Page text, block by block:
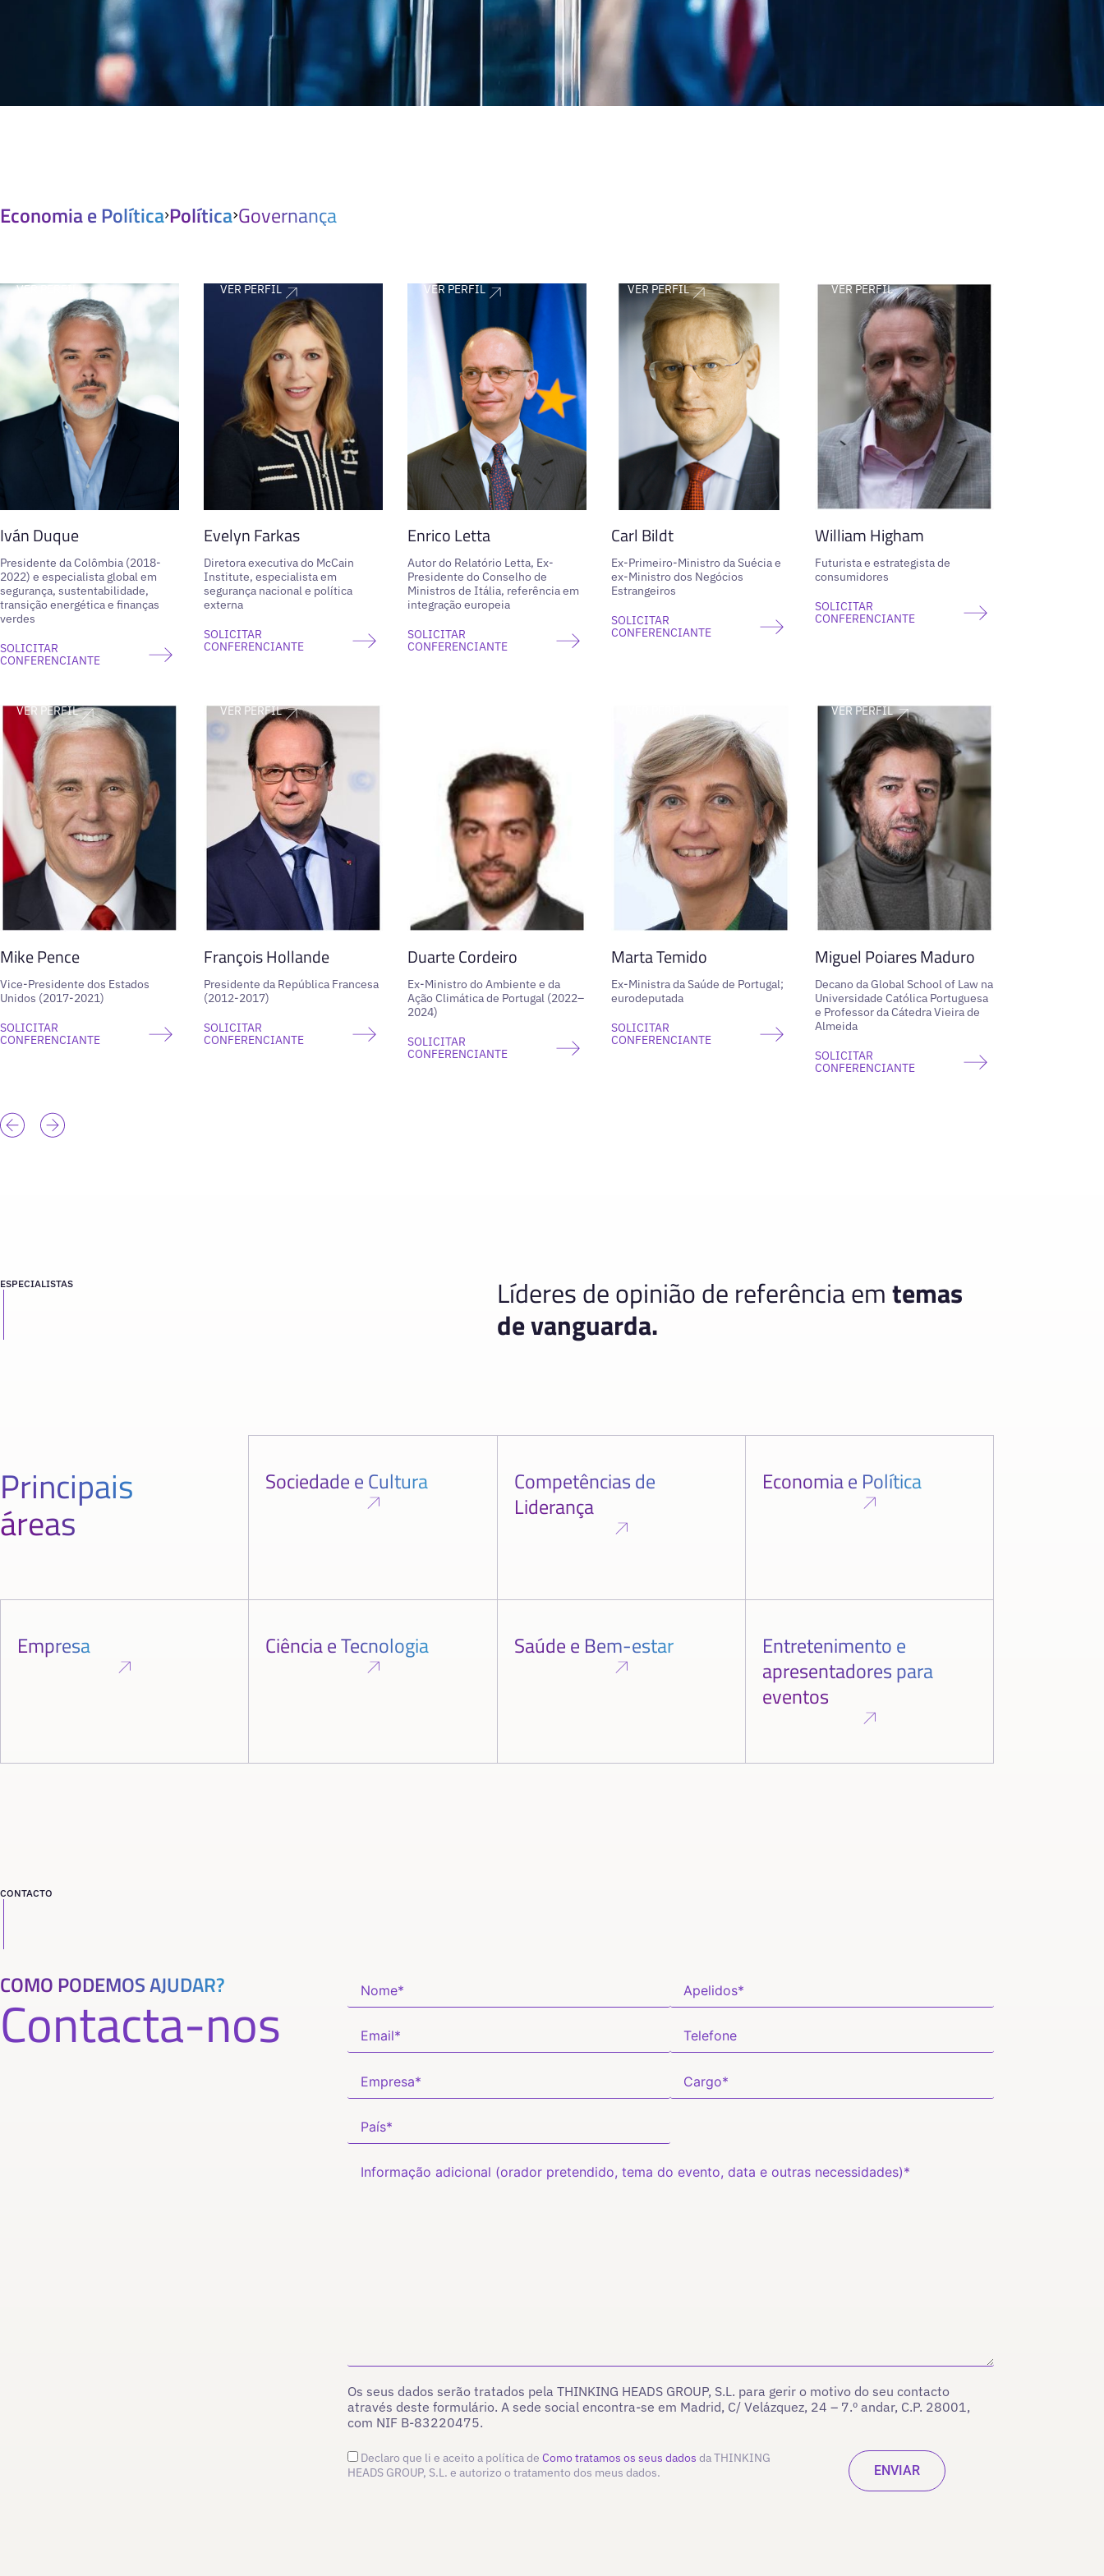
Economia e PolíticaPolítica Governança
VER PERFIL
Iván Duque
Presidente da Colômbia (2018-
2022) e especialista global em
segurança, sustentabilidade,
transição energética e finanças
verdes
SOLICITAR
CONFERENCIANTE
VER PERFIL
Evelyn Farkas
Diretora executiva do McCain
Institute, especialista em
segurança nacional e política
externa
SOLICITAR
CONFERENCIANTE
VER PERFIL
Enrico Letta
Autor do Relatório Letta, Ex-
Presidente do Conselho de
Ministros de Itália, referência em
integração europeia
SOLICITAR
CONFERENCIANTE
VER PERFIL
Carl Bildt
Ex-Primeiro-Ministro da Suécia e
ex-Ministro dos Negócios
Estrangeiros
SOLICITAR
CONFERENCIANTE
VER PERFIL
William Higham
Futurista e estrategista de
consumidores
SOLICITAR
CONFERENCIANTE
VER PERFIL
Mike Pence
Vice-Presidente dos Estados
Unidos (2017-2021)
SOLICITAR
CONFERENCIANTE
VER PERFIL
François Hollande
Presidente da República Francesa
(2012-2017)
SOLICITAR
CONFERENCIANTE
Duarte Cordeiro
Ex-Ministro do Ambiente e da
Ação Climática de Portugal (2022–
2024)
SOLICITAR
CONFERENCIANTE
Marta Temido
Ex-Ministra da Saúde de Portugal;
eurodeputada
SOLICITAR
CONFERENCIANTE
VER PERFIL
Miguel Poiares Maduro
Decano da Global School of Law na
Universidade Católica Portuguesa
e Professor da Cátedra Vieira de
Almeida
SOLICITAR
CONFERENCIANTE
ESPECIALISTAS Líderes de opinião de referência emtemas
de vanguarda.
Principais
áreas
Sociedade e Cultura
Competências de
Liderança
Economia e Política
Empresa Ciência e Tecnologia Saúde e Bem-estar
Entretenimento e
apresentadores para
eventos
CONTACTO
COMO PODEMOS AJUDAR?
Contacta-nos
Os seus dados serão tratados pela THINKING HEADS GROUP, S.L. para gerir o motivo do seu contacto
através deste formulário. A sede social encontra-se em Madrid, C/ Velázquez, 24 – 7.º andar, C.P. 28001,
com NIF B-83220475.
Declaro que li e aceito a política deComo tratamos os seus dadosda THINKING
HEADS GROUP, S.L. e autorizo o tratamento dos meus dados.